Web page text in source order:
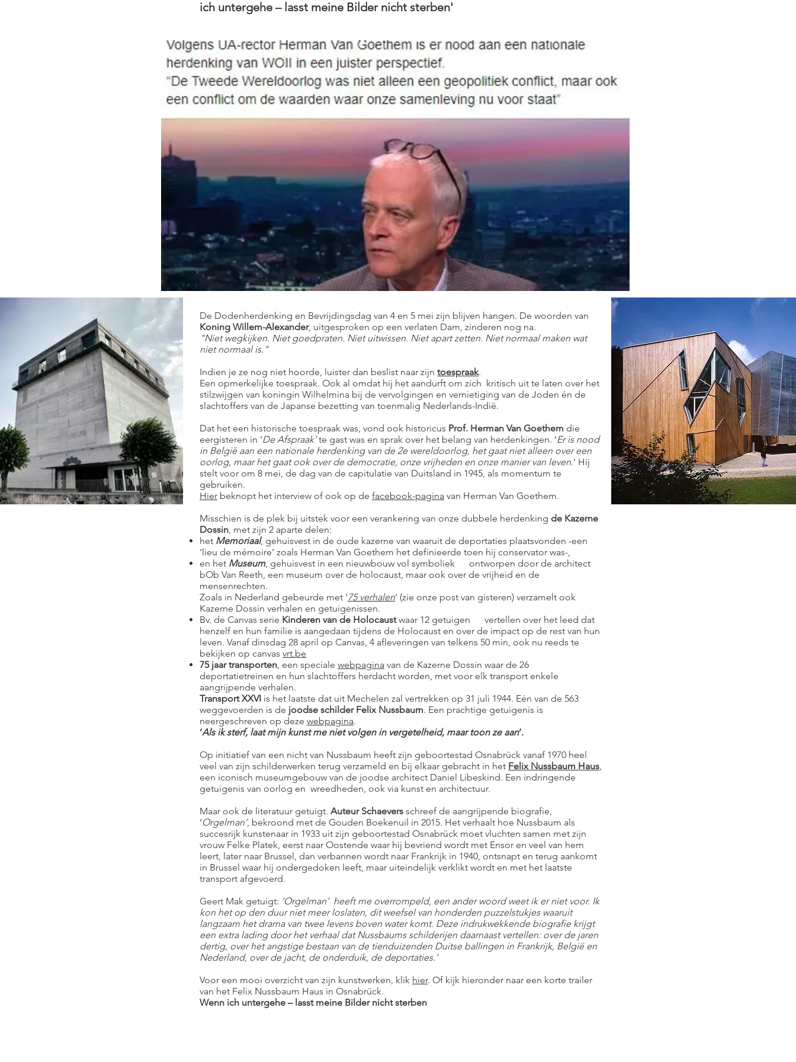
ich untergehe – lasst meine Bilder nicht sterben'
De Dodenherdenking en Bevrijdingsdag van 4 en 5 mei zijn blijven hangen. De woorden van
Koning Willem-Alexander, uitgesproken op een verlaten Dam, zinderen nog na.
"Niet wegkijken. Niet goedpraten. Niet uitwissen. Niet apart zetten. Niet normaal maken wat
niet normaal is."
Indien je ze nog niet hoorde, luister dan beslist naar zijn toespraak.
Een opmerkelijke toespraak. Ook al omdat hij het aandurft om zich kritisch uit te laten over het
stilzwijgen van koningin Wilhelmina bij de vervolgingen en vernietiging van de Joden én de
slachtoffers van de Japanse bezetting van toenmalig Nederlands-Indië.
Dat het een historische toespraak was, vond ook historicus Prof. Herman Van Goethem die
eergisteren in ‘De Afspraak’te gast was en sprak over het belang van herdenkingen. ‘Er is nood
in België aan een nationale herdenking van de 2e wereldoorlog, het gaat niet alleen over een
oorlog, maar het gaat ook over de democratie, onze vrijheden en onze manier van leven.’ Hij
stelt voor om 8 mei, de dag van de capitulatie van Duitsland in 1945, als momentum te
gebruiken.
Hier beknopt het interview of ook op de facebook-pagina van Herman Van Goethem.
Misschien is de plek bij uitstek voor een verankering van onze dubbele herdenking de Kazerne
Dossin, met zijn 2 aparte delen:
het Memoriaal, gehuisvest in de oude kazerne van waaruit de deportaties plaatsvonden -een
‘lieu de mémoire’ zoals Herman Van Goethem het definieerde toen hij conservator was-,
en het Museum, gehuisvest in een nieuwbouw vol symboliek ontworpen door de architect
bOb Van Reeth, een museum over de holocaust, maar ook over de vrijheid en de
mensenrechten.
Zoals in Nederland gebeurde met '75 verhalen' (zie onze post van gisteren) verzamelt ook
Kazerne Dossin verhalen en getuigenissen.
Bv. de Canvas serie Kinderen van de Holocaustwaar 12 getuigen vertellen over het leed dat
henzelf en hun familie is aangedaan tijdens de Holocaust en over de impact op de rest van hun
leven. Vanaf dinsdag 28 april op Canvas, 4 afleveringen van telkens 50 min, ook nu reeds te
bekijken op canvas vrt.be
75 jaar transporten, een speciale webpagina van de Kazerne Dossin waar de 26
deportatietreinen en hun slachtoffers herdacht worden, met voor elk transport enkele
aangrijpende verhalen.
Transport XXVI is het laatste dat uit Mechelen zal vertrekken op 31 juli 1944. Eén van de 563
weggevoerden is de joodse schilder Felix Nussbaum. Een prachtige getuigenis is
neergeschreven op deze webpagina.
‘Als ik sterf, laat mijn kunst me niet volgen in vergetelheid, maar toon ze aan’.
Op initiatief van een nicht van Nussbaum heeft zijn geboortestad Osnabrück vanaf 1970 heel
veel van zijn schilderwerken terug verzameld en bij elkaar gebracht in het Felix Nussbaum Haus,
een iconisch museumgebouw van de joodse architect Daniel Libeskind. Een indringende
getuigenis van oorlog en wreedheden, ook via kunst en architectuur.
Maar ook de literatuur getuigt. Auteur Schaevers schreef de aangrijpende biografie,
‘Orgelman’, bekroond met de Gouden Boekenuil in 2015. Het verhaalt hoe Nussbaum als
succesrijk kunstenaar in 1933 uit zijn geboortestad Osnabrück moet vluchten samen met zijn
vrouw Felke Platek, eerst naar Oostende waar hij bevriend wordt met Ensor en veel van hem
leert, later naar Brussel, dan verbannen wordt naar Frankrijk in 1940, ontsnapt en terug aankomt
in Brussel waar hij ondergedoken leeft, maar uiteindelijk verklikt wordt en met het laatste
transport afgevoerd.
Geert Mak getuigt: ‘Orgelman' heeft me overrompeld, een ander woord weet ik er niet voor. Ik
kon het op den duur niet meer loslaten, dit weefsel van honderden puzzelstukjes waaruit
langzaam het drama van twee levens boven water komt. Deze indrukwekkende biografie krijgt
een extra lading door het verhaal dat Nussbaums schilderijen daarnaast vertellen: over de jaren
dertig, over het angstige bestaan van de tienduizenden Duitse ballingen in Frankrijk, België en
Nederland, over de jacht, de onderduik, de deportaties.‘
Voor een mooi overzicht van zijn kunstwerken, klik hier. Of kijk hieronder naar een korte trailer
van het Felix Nussbaum Haus in Osnabrück.
Wenn ich untergehe – lasst meine Bilder nicht sterben